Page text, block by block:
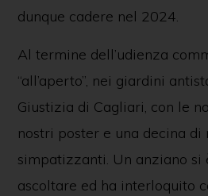
dunque cadere nel 2024.
Al termine dell’udienza
“all’aperto”, nei giardini
Giustizia di Cagliari, con le
nostri poster e una decina
simpatizzanti. Un anziano si
ascoltare ed ha interloquito